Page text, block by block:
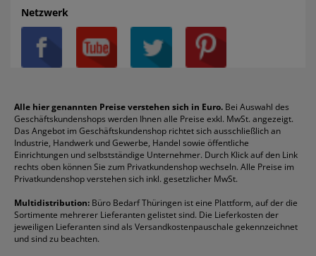
AGB
Datenschutz
Privatsphäre-Einstellungen
Über uns
Reklamation / Retouren
Vertrag widerrufen (Privatkunden)
Rabatte & Aktionen
Batterien
Bleistifte
Blöcke
Boardmarker
Briefumschläge
Druckerpatronen
Etiketten
Fineliner
Folienschreiber
Formulare
Gelschreiber
Geschäftsbücher
Heftstreifen
Kaffee
Klebeband
Klemmmappen
Kopierpapier
Korrekturmittel
Kugelschreiber
Mappen
Ordner
Packband
Permanentmarker
Radiergummis
Schnellhefter
Sichthüllen
Taschenrechner
Textmarker
Tintenroller
Tintenpatronen
Toilettenpapier
Toner
Versandmaterial
Versandtaschen
Alco
Avery/Zweckform
Canon
Durable
DYMO
Edding
Esselte
Faber-Castell
Fellowes
Franken
Fripa
Leitz
Läufer
Melitta
Pentel
Pelikan
Pilot
Pritt
Schneider
Stabilo
Staedtler
Netzwerk
Alle hier genannten Preise verstehen sich in Euro. Bei Auswahl des
Geschäftskundenshops werden Ihnen alle Preise exkl. MwSt. angezeigt.
Das Angebot im Geschäftskundenshop richtet sich ausschließlich an
Industrie, Handwerk und Gewerbe, Handel sowie öffentliche
Einrichtungen und selbstständige Unternehmer. Durch Klick auf den Link
rechts oben können Sie zum Privatkundenshop wechseln. Alle Preise im
Privatkundenshop verstehen sich inkl. gesetzlicher MwSt.
Multidistribution: Büro Bedarf Thüringen ist eine Plattform, auf der die
Sortimente mehrerer Lieferanten gelistet sind. Die Lieferkosten der
jeweiligen Lieferanten sind als Versandkostenpauschale gekennzeichnet
und sind zu beachten.